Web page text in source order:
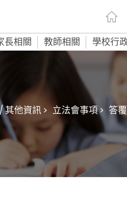
長相關 教師相關 學校行
其他資訊 > 立法會事項 > 答